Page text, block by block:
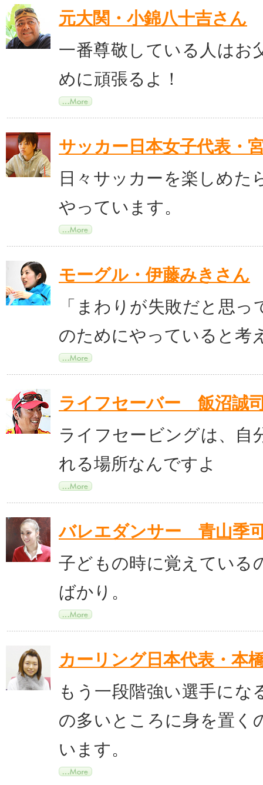
元大関・小錦八十吉さん
一番尊敬している人はお
めに頑張るよ！
サッカー日本女子代表・
日々サッカーを楽しめた
やっています。
モーグル・伊藤みきさん
「まわりが失敗だと思っ
のためにやっていると考
ライフセーバー 飯沼誠
ライフセービングは、自
れる場所なんですよ
バレエダンサー 青山季
子どもの時に覚えている
ばかり。
カーリング日本代表・本
もう一段階強い選手にな
の多いところに身を置く
います。